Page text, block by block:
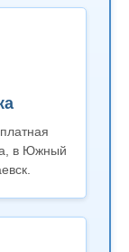
в Южный